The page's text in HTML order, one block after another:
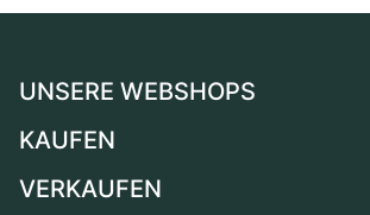
UNSERE WEBSHOPS
Deutschland
KAUFEN
Alle Luxusuhren
VERKAUFEN